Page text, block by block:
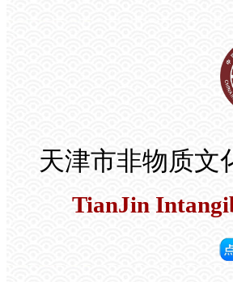
天津市非物质文
TianJin